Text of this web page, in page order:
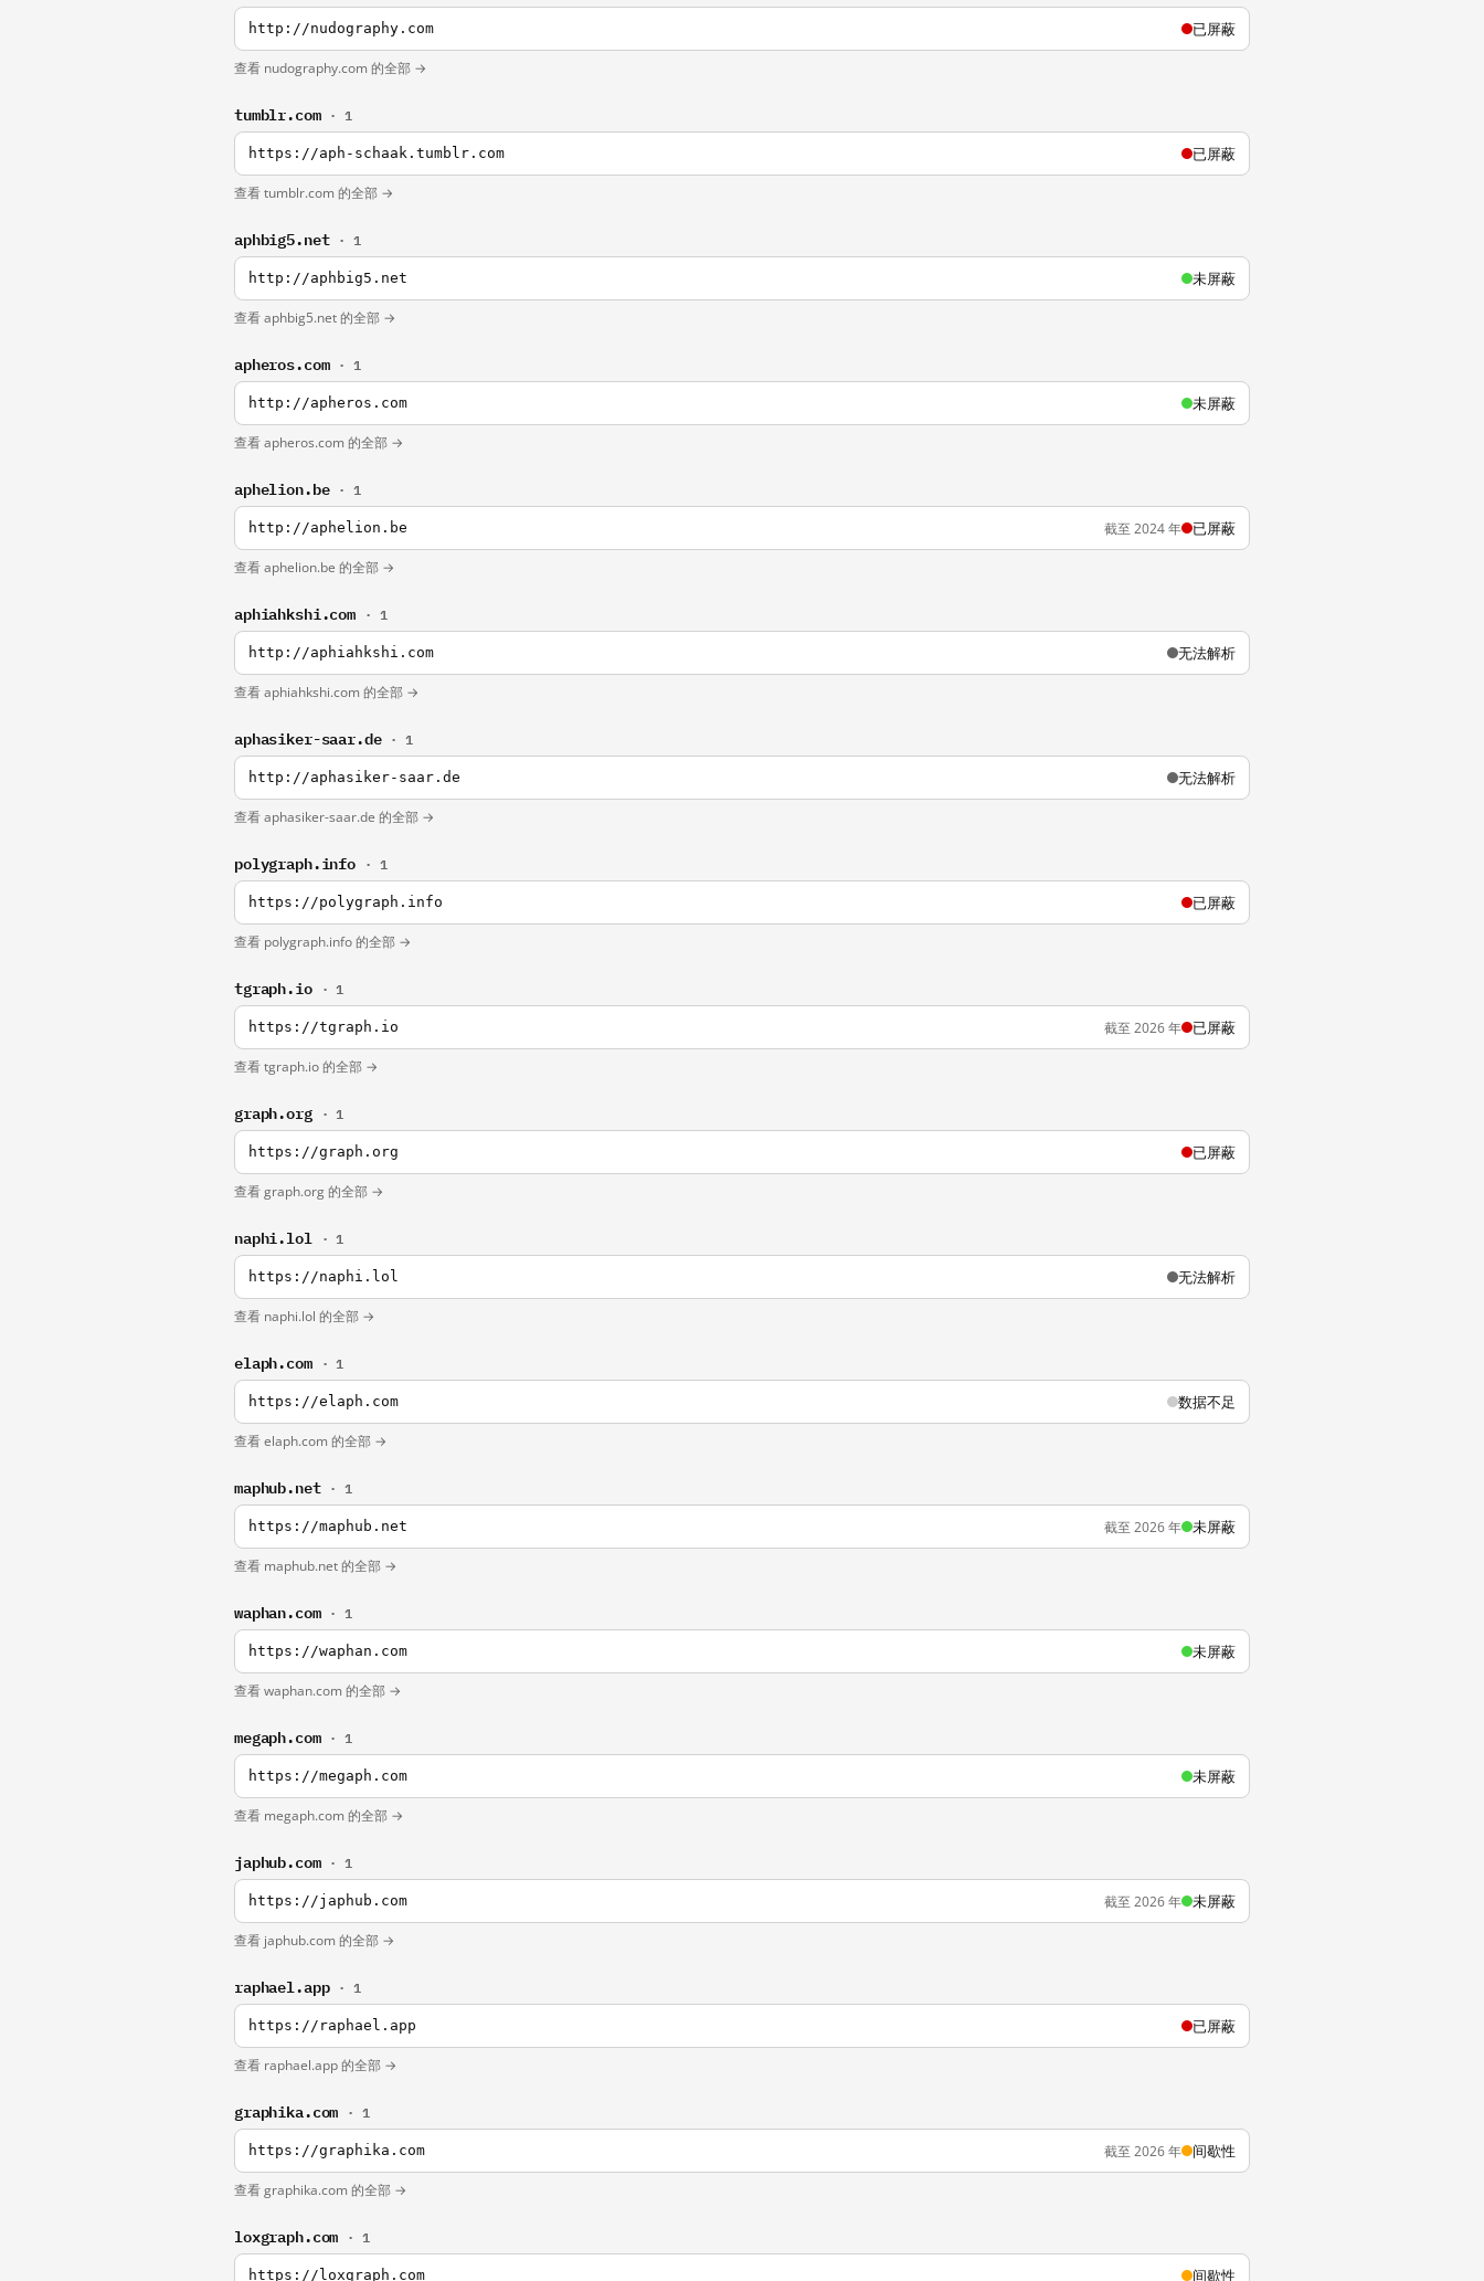
http://nudography.com 已屏蔽
查看 nudography.com 的全部 →
tumblr.com · 1
https://aph-schaak.tumblr.com 已屏蔽
查看 tumblr.com 的全部 →
aphbig5.net · 1
http://aphbig5.net 未屏蔽
查看 aphbig5.net 的全部 →
apheros.com · 1
http://apheros.com 未屏蔽
查看 apheros.com 的全部 →
aphelion.be · 1
http://aphelion.be 截至 2024 年 已屏蔽
查看 aphelion.be 的全部 →
aphiahkshi.com · 1
http://aphiahkshi.com 无法解析
查看 aphiahkshi.com 的全部 →
aphasiker-saar.de · 1
http://aphasiker-saar.de 无法解析
查看 aphasiker-saar.de 的全部 →
polygraph.info · 1
https://polygraph.info 已屏蔽
查看 polygraph.info 的全部 →
tgraph.io · 1
https://tgraph.io 截至 2026 年 已屏蔽
查看 tgraph.io 的全部 →
graph.org · 1
https://graph.org 已屏蔽
查看 graph.org 的全部 →
naphi.lol · 1
https://naphi.lol 无法解析
查看 naphi.lol 的全部 →
elaph.com · 1
https://elaph.com 数据不足
查看 elaph.com 的全部 →
maphub.net · 1
https://maphub.net 截至 2026 年 未屏蔽
查看 maphub.net 的全部 →
waphan.com · 1
https://waphan.com 未屏蔽
查看 waphan.com 的全部 →
megaph.com · 1
https://megaph.com 未屏蔽
查看 megaph.com 的全部 →
japhub.com · 1
https://japhub.com 截至 2026 年 未屏蔽
查看 japhub.com 的全部 →
raphael.app · 1
https://raphael.app 已屏蔽
查看 raphael.app 的全部 →
graphika.com · 1
https://graphika.com 截至 2026 年 间歇性
查看 graphika.com 的全部 →
loxgraph.com · 1
https://loxgraph.com 间歇性